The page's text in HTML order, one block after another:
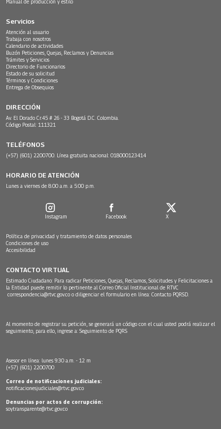
Manual de producción y estilo
Servicios
Atención al usuario
Trabaja con nosotros
Calendario de actividades
Buzón Peticiones, Quejas, Reclamos y Denuncias
Trámites y Servicios
Directorio de Funcionarios
Estado de su solicitud
Términos y Condiciones
Entrega de Obsequios
DIRECCIÓN
Av. El Dorado Cr.45 # 26 - 33 Bogotá D.C. Colombia.
Código Postal: 111321
TELÉFONOS
(+57) (601) 2200700. Línea gratuita nacional: 018000123414
HORARIO DE ATENCIÓN
Lunes a viernes de 8:00 a.m. a 5:00 p.m.
Instagram Facebook X
Política de privacidad y tratamiento de datos personales
Condiciones de uso
Accesibilidad
CONTACTO VIRTUAL
Estimado Ciudadano: Para radicar Peticiones, Quejas, Reclamos, Solicitudes y Felicitaciones a
la Entidad puede remitir lo pertinente al Correo Oficial Institucional de RTVC
correspondencia@rtvc.gov.co o diligenciar el formulario en línea: Contacto PQRSD.
Al momento de registrar su petición, se generará un código con el cual usted podrá realizar el
seguimiento, para ello, ingrese a: Seguimiento de PQRS
Asesor en línea: lunes 9:30 a.m. - 12 m
(+57) (601) 2200700
Correo de notificaciones judiciales:
notificacionesjudiciales@rtvc.gov.co
Denuncias por actos de corrupción:
soytransparente@rtvc.gov.co